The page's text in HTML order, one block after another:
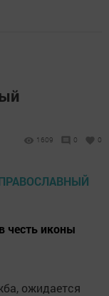
1609 0 0
честь иконы
ожидается